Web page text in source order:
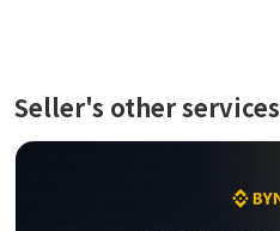
Seller's other services